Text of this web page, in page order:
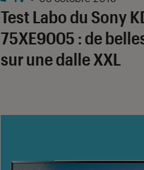
Test Labo du Sony
75XE9005 : de
sur une dalle XXL